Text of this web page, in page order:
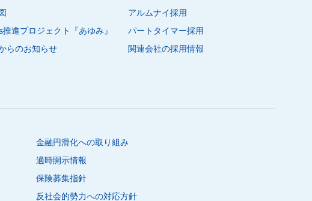
推進プロジェクト『あゆみ』
らのお知らせ
アルムナイ採用
パートタイマー採用
関連会社の採用情報
金融円滑化への取り組み
適時開示情報
保険募集指針
反社会的勢力への対応方針